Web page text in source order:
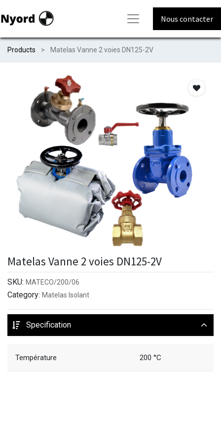
Nous contacter
Products Matelas Vanne 2 voies DN125-2V
Matelas Vanne 2 voies DN125-2V
SKU: MATECO/200/06
Category: Matelas Isolant
Specification
Température 200 °C